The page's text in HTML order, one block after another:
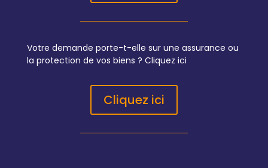
Votre demande porte-t-elle sur une assurance ou
la protection de vos biens ? Cliquez ici
Cliquez ici